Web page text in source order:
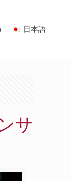
日本語
サ